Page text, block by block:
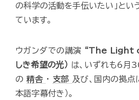
の科学の活動を手伝いたい」とい
ています。
ウガンダでの講演 “The Light
しき希望の光） は、いずれも6月
の 精舎 ・ 支部
及び、国内の拠点
本語字幕付き）。